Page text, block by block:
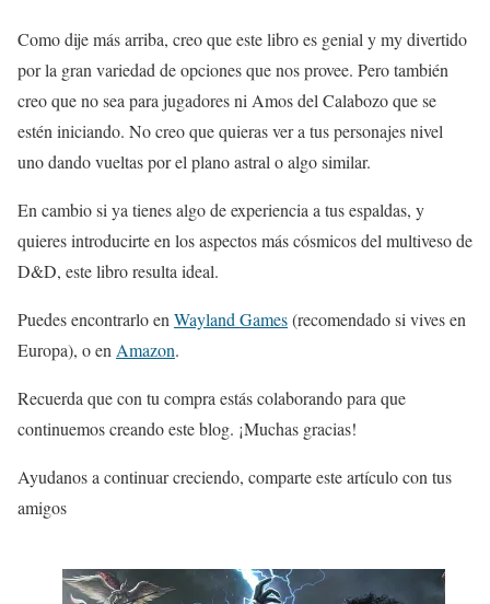
Como dije más arriba, creo que este libro es genial y my divertido
por la gran variedad de opciones que nos provee. Pero también
creo que no sea para jugadores ni Amos del Calabozo que se
estén iniciando. No creo que quieras ver a tus personajes nivel
uno dando vueltas por el plano astral o algo similar.
En cambio si ya tienes algo de experiencia a tus espaldas, y
quieres introducirte en los aspectos más cósmicos del multiveso de
D&D, este libro resulta ideal.
Puedes encontrarlo enWaylandGames(recomendado si vives en
Europa), o enAmazon.
Recuerda que con tu compra estás colaborando para que
continuemos creando este blog. ¡Muchas gracias!
Ayudanos a continuar creciendo, comparte este artículo con tus
amigos